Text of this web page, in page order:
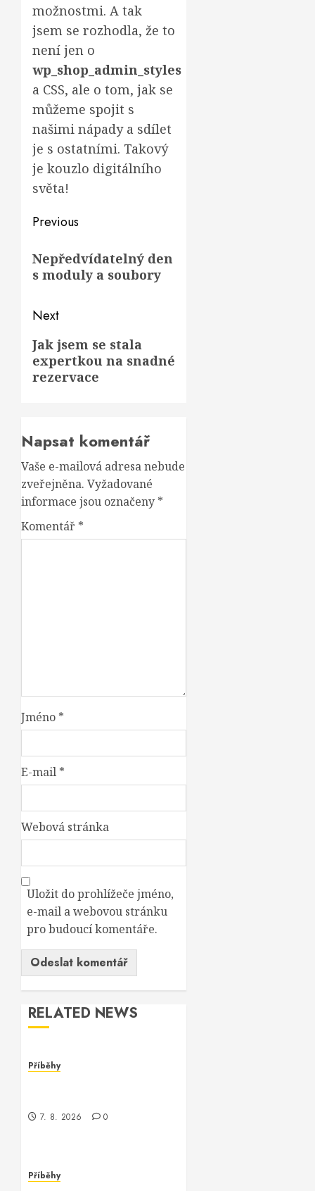
možnostmi. A tak
jsem se rozhodla, že to
není jen o
wp_shop_admin_styles
a CSS, ale o tom, jak se
můžeme spojit s
našimi nápady a sdílet
je s ostatními. Takový
je kouzlo digitálního
světa!
Post
navigation
Previous
post:
Nepředvídatelný den
s moduly a soubory
Next
Next
post:
Jak jsem se stala
expertkou na snadné
rezervace
Napsat komentář
Vaše e-mailová adresa nebude
zveřejněna. Vyžadované
informace jsou označeny *
Komentář *
Jméno *
E-mail *
Webová stránka
Uložit do prohlížeče jméno,
e-mail a webovou stránku
pro budoucí komentáře.
RELATED NEWS
Příběhy
7. 8. 2026 0
Příběhy